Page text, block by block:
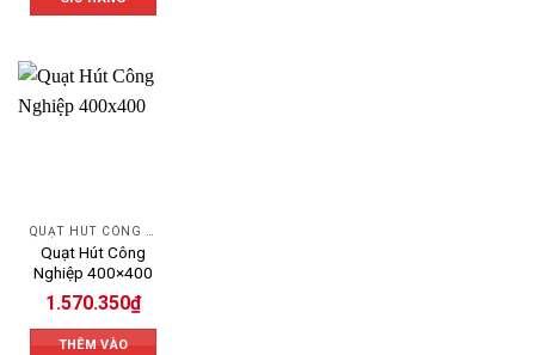
Quạt Hút Công
Nghiệp 400×400
1.570.350₫
THÊM VÀO